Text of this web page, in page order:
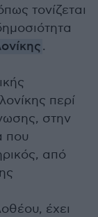
τονίζεται
.
περί
στην
που
από
έχει